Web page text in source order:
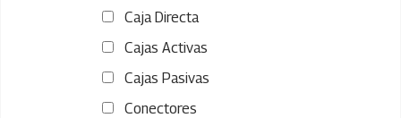
Caja Directa
Cajas Activas
Cajas Pasivas
Conectores